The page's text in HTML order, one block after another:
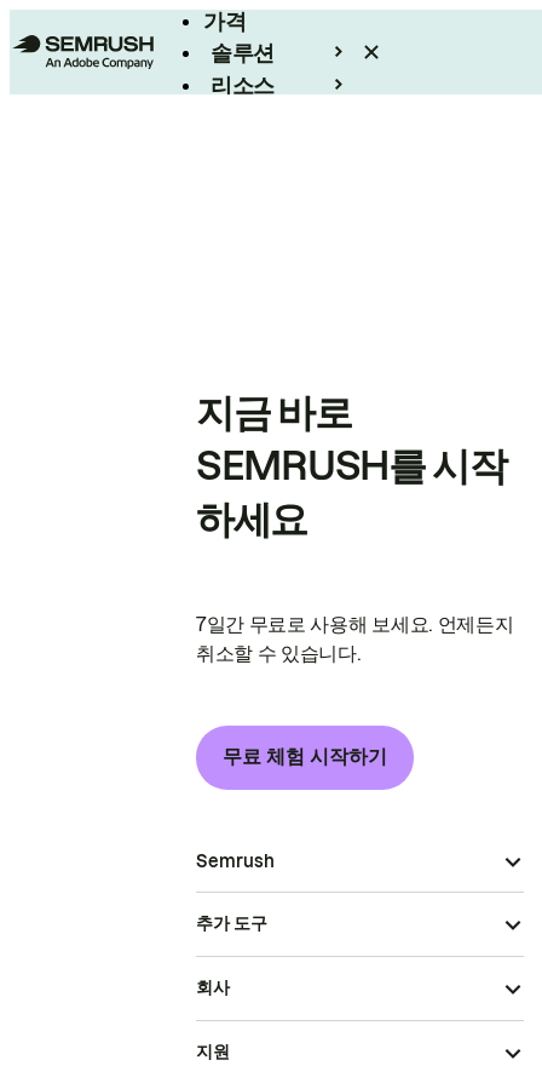
가격
솔루션
리소스
지금 바로
SEMRUSH를 시작
하세요
7일간 무료로 사용해 보세요. 언제든지
취소할 수 있습니다.
무료 체험 시작하기
Semrush
추가 도구
회사
지원